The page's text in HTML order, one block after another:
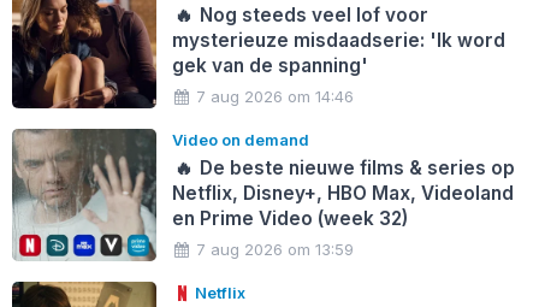
🔥 Nog steeds veel lof voor
mysterieuze misdaadserie: 'Ik word
gek van de spanning'
7 aug 2026 om 14:46
Video on demand
🔥 De beste nieuwe films & series op
Netflix, Disney+, HBO Max, Videoland
en Prime Video (week 32)
7 aug 2026 om 13:59
Netflix